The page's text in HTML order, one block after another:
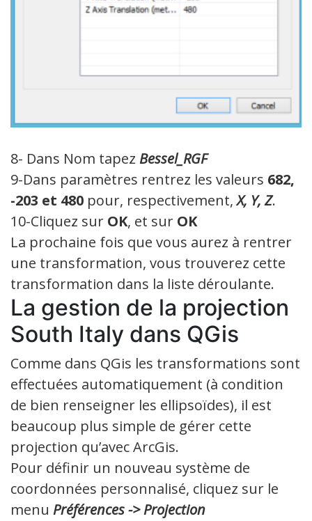
8- Dans Nom tapez Bessel_RGF
9-Dans paramètres rentrez les valeurs 682,
-203 et 480 pour, respectivement,X, Y, Z.
10-Cliquez sur OK, et sur OK
La prochaine fois que vous aurez à rentrer
une transformation, vous trouverez cette
transformation dans la liste déroulante.
La gestion de la projection
South Italy dans QGis
Comme dans QGis les transformations sont
effectuées automatiquement (à condition
de bien renseigner les ellipsoïdes), il est
beaucoup plus simple de gérer cette
projection qu’avec ArcGis.
Pour définir un nouveau système de
coordonnées personnalisé, cliquez sur le
menu Préférences -> Projection